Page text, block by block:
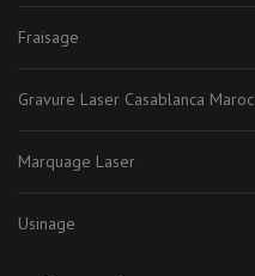
Fraisage
Gravure Laser Casablanca Maroc
Marquage Laser
Usinage